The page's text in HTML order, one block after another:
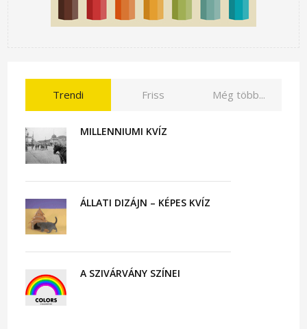
Trendi Friss Még több...
MILLENNIUMI KVÍZ
ÁLLATI DIZÁJN – KÉPES KVÍZ
A SZIVÁRVÁNY SZÍNEI